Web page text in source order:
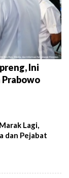
Ini
Prabowo
Lagi,
dan Pejabat